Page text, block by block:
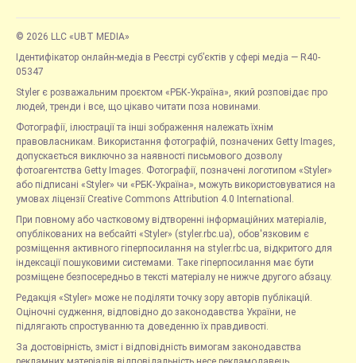
© 2026 LLC «UBT MEDIA»
Ідентифікатор онлайн-медіа в Реєстрі суб’єктів у сфері медіа — R40-
05347
Styler є розважальним проєктом «РБК-Україна», який розповідає про
людей, тренди і все, що цікаво читати поза новинами.
Фотографії, ілюстрації та інші зображення належать їхнім
правовласникам. Використання фотографій, позначених Getty Images,
допускається виключно за наявності письмового дозволу
фотоагентства Getty Images. Фотографії, позначені логотипом «Styler»
або підписані «Styler» чи «РБК-Україна», можуть використовуватися на
умовах ліцензії Creative Commons Attribution 4.0 International.
При повному або частковому відтворенні інформаційних матеріалів,
опублікованих на вебсайті «Styler» (styler.rbc.ua), обов'язковим є
розміщення активного гіперпосилання на styler.rbc.ua, відкритого для
індексації пошуковими системами. Таке гіперпосилання має бути
розміщене безпосередньо в тексті матеріалу не нижче другого абзацу.
Редакція «Styler» може не поділяти точку зору авторів публікацій.
Оціночні судження, відповідно до законодавства України, не
підлягають спростуванню та доведенню їх правдивості.
За достовірність, зміст і відповідність вимогам законодавства